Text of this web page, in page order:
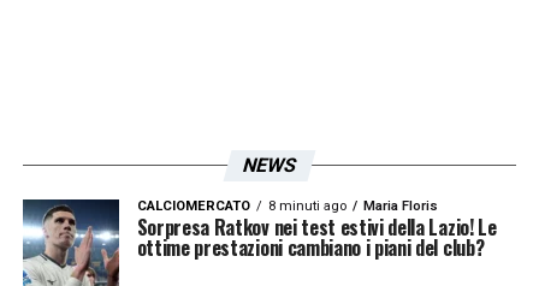
NEWS
CALCIOMERCATO 8 minuti ago Maria Floris
Sorpresa Ratkov nei test estivi della Lazio! Le
ottime prestazioni cambiano i piani del club?